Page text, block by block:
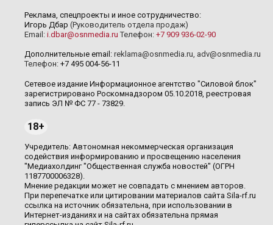
Реклама, спецпроекты и иное сотрудничество:
Игорь Дбар (Руководитель отдела продаж)
Email: i.dbar@osnmedia.ru Телефон: +7 909 936-02-90
Дополнительные email: reklama@osnmedia.ru, adv@osnmedia.ru
Телефон: +7 495 004-56-11
Сетевое издание Информационное агентство "Силовой блок"
зарегистрировано Роскомнадзором 05.10.2018, реестровая
запись ЭЛ № ФС 77 - 73829.
18+
Учредитель: Автономная некоммерческая организация
содействия информированию и просвещению населения
"Медиахолдинг "Общественная служба новостей" (ОГРН
1187700006328).
Мнение редакции может не совпадать с мнением авторов.
При перепечатке или цитировании материалов сайта Sila-rf.ru
ссылка на источник обязательна, при использовании в
Интернет-изданиях и на сайтах обязательна прямая